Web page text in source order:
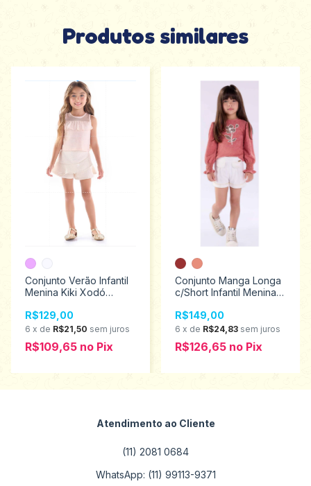
Produtos similares
Conjunto Verão Infantil
Menina Kiki Xodó
2450053
R$129,00
6 x de R$21,50 sem juros
R$109,65 no Pix
Conjunto Manga Longa
c/Short Infantil Menina
ao 4 2500067
R$149,00
6 x de R$24,83 sem juros
R$126,65 no Pix
Atendimento ao Cliente
(11) 2081 0684
WhatsApp: (11) 99113-9371